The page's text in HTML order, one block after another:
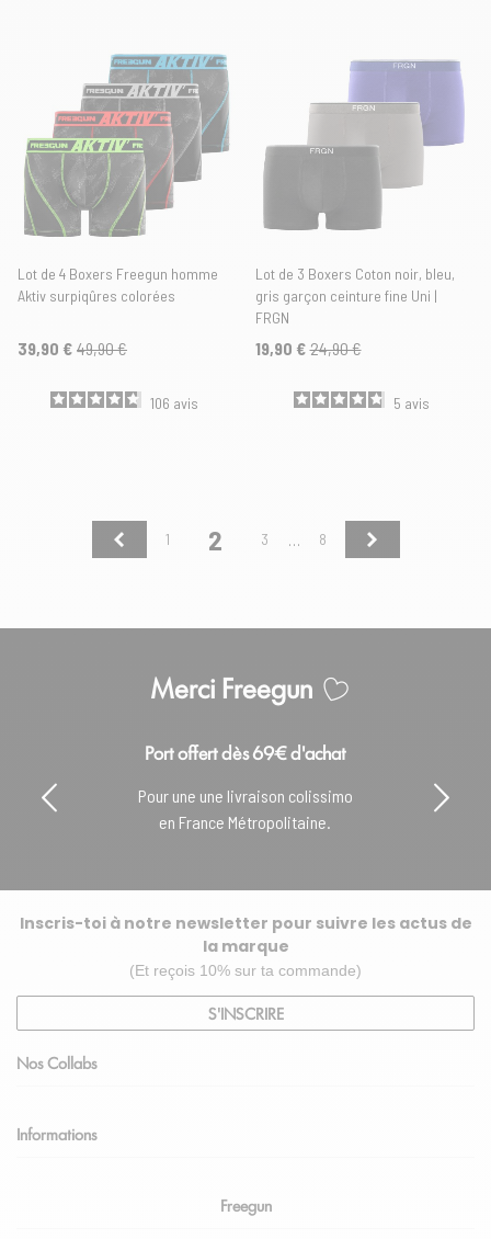
Lot de 4 Boxers Freegun homme
Aktiv surpiqûres colorées
39,90 € 49,90 €
106 avis
Lot de 3 Boxers Coton noir, bleu,
gris garçon ceinture fine Uni |
FRGN
19,90 € 24,90 €
5 avis
Précédent1 2 3 … 8 Suivant
Merci Freegun
Paiement sécurisé
Paiement 100% sécurisé
avec CB & Paypal.
Inscris-toi à notre newsletter pour suivre les actus de
la marque
(Et reçois 10% sur ta commande)
S'INSCRIRE
Nos Collabs
Informations
Freegun